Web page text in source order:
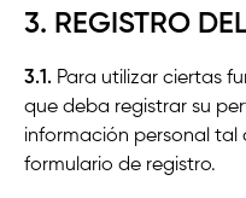
3. REGISTRO
3.1. Para utilizar ciertas
que deba registrar su
información personal tal
formulario de registro.